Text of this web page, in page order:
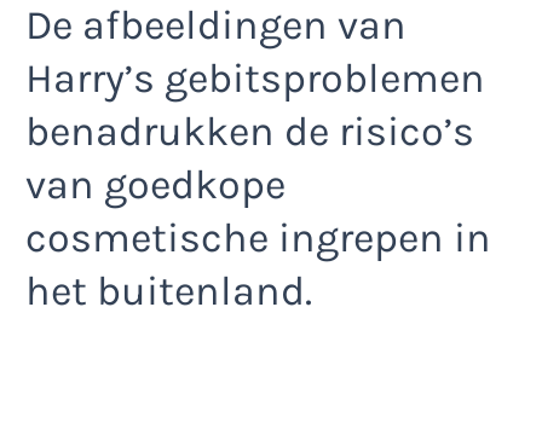
De afbeeldingen van
Harry’s gebitsproblemen
benadrukken de risico’s
van goedkope
cosmetische ingrepen in
het buitenland.